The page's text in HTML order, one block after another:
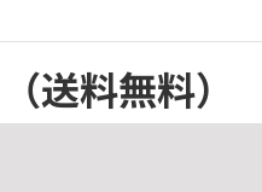
（送料無料）